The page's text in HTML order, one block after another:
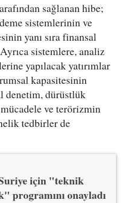
sağlanan hibe;
sistemlerinin ve
yanı sıra finansal
sistemlere, analiz
yapılacak yatırımlar
kapasitesinin
denetim, dürüstlük
ve terörizmin
tedbirler de
için "teknik
programını onayladı